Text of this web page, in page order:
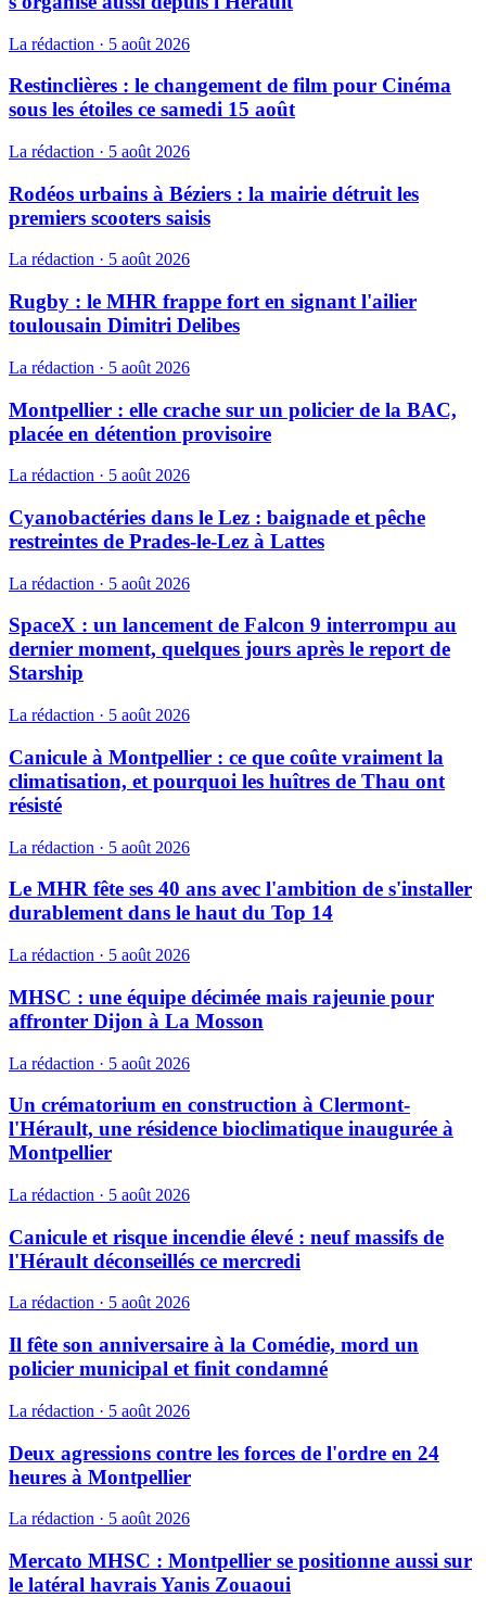
La rédaction · 5 août 2026
Restinclières : le changement de film pour Cinéma
sous les étoiles ce samedi 15 août
La rédaction · 5 août 2026
Rodéos urbains à Béziers : la mairie détruit les
premiers scooters saisis
La rédaction · 5 août 2026
Rugby : le MHR frappe fort en signant l'ailier
toulousain Dimitri Delibes
La rédaction · 5 août 2026
Montpellier : elle crache sur un policier de la BAC,
placée en détention provisoire
La rédaction · 5 août 2026
Cyanobactéries dans le Lez : baignade et pêche
restreintes de Prades-le-Lez à Lattes
La rédaction · 5 août 2026
SpaceX : un lancement de Falcon 9 interrompu au
dernier moment, quelques jours après le report de
Starship
La rédaction · 5 août 2026
Canicule à Montpellier : ce que coûte vraiment la
climatisation, et pourquoi les huîtres de Thau ont
résisté
La rédaction · 5 août 2026
Le MHR fête ses 40 ans avec l'ambition de s'installer
durablement dans le haut du Top 14
La rédaction · 5 août 2026
MHSC : une équipe décimée mais rajeunie pour
affronter Dijon à La Mosson
La rédaction · 5 août 2026
Un crématorium en construction à Clermont-
l'Hérault, une résidence bioclimatique inaugurée à
Montpellier
La rédaction · 5 août 2026
Canicule et risque incendie élevé : neuf massifs de
l'Hérault déconseillés ce mercredi
La rédaction · 5 août 2026
Il fête son anniversaire à la Comédie, mord un
policier municipal et finit condamné
La rédaction · 5 août 2026
Deux agressions contre les forces de l'ordre en 24
heures à Montpellier
La rédaction · 5 août 2026
Mercato MHSC : Montpellier se positionne aussi sur
le latéral havrais Yanis Zouaoui